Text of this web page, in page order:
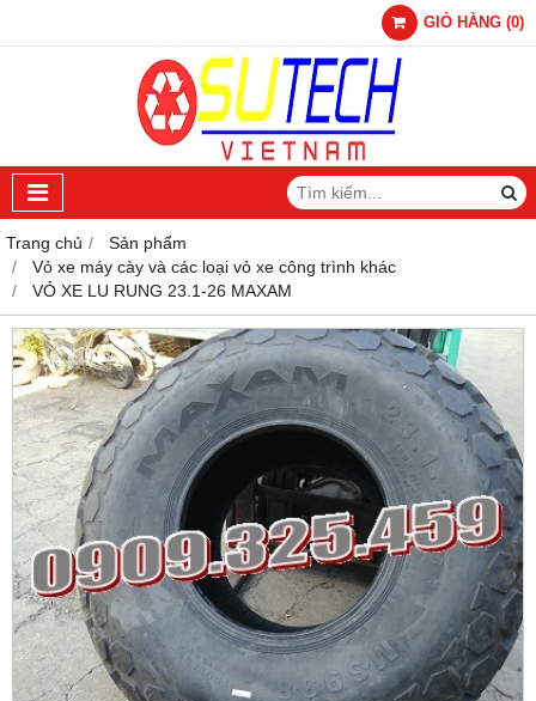
GIỎ HÀNG (0)
Trang chủ
Sản phẩm
Vỏ xe máy cày và các loại vỏ xe công trình khác
VỎ XE LU RUNG 23.1-26 MAXAM